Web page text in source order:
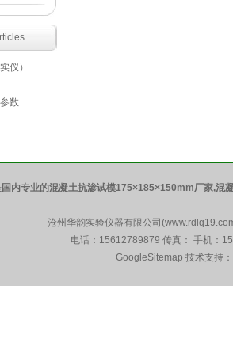
仪）
数
内专业的混凝土抗渗试模175×185×150mm厂家,
沧州华韵实验仪器有限公司
电话：15612789879 传真： 手机：
GoogleSitemap 技术支持